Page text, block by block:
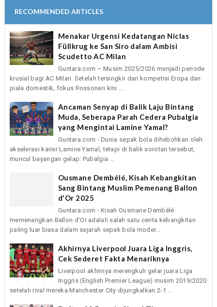
RECOMMENDED ARTICLES
Menakar Urgensi Kedatangan Niclas
Füllkrug ke San Siro dalam Ambisi
Scudetto AC Milan
Guntara.com – Musim 2025/2026 menjadi periode
krusial bagi AC Milan. Setelah tersingkir dari kompetisi Eropa dan
piala domestik, fokus Rossoneri kini ...
Ancaman Senyap di Balik Laju Bintang
Muda, Seberapa Parah Cedera Pubalgia
yang Mengintai Lamine Yamal?
Guntara.com - Dunia sepak bola dihebohkan oleh
akselerasi karier Lamine Yamal, tetapi di balik sorotan tersebut,
muncul bayangan gelap: Pubalgia ...
Ousmane Dembélé, Kisah Kebangkitan
Sang Bintang Muslim Pemenang Ballon
d'Or 2025
Guntara.com - Kisah Ousmane Dembélé
memenangkan Ballon d'Or adalah salah satu cerita kebangkitan
paling luar biasa dalam sejarah sepak bola moder...
Akhirnya Liverpool Juara Liga Inggris,
Cek Sederet Fakta Menariknya
Liverpool akhirnya merengkuh gelar juara Liga
Inggris (English Premier League) musim 2019/2020
setelah rival mereka Manchester City dijungkalkan 2-1 ...